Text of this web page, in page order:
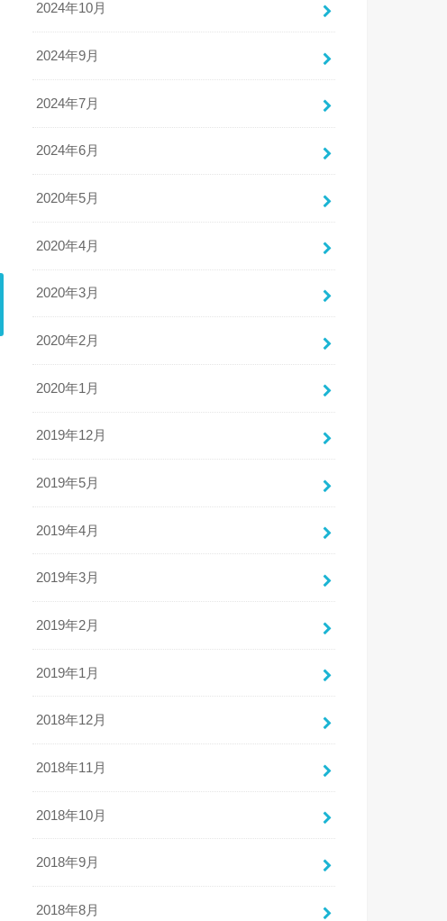
2024年10月
2024年9月
2024年7月
2024年6月
2020年5月
2020年4月
2020年3月
2020年2月
2020年1月
2019年12月
2019年5月
2019年4月
2019年3月
2019年2月
2019年1月
2018年12月
2018年11月
2018年10月
2018年9月
2018年8月